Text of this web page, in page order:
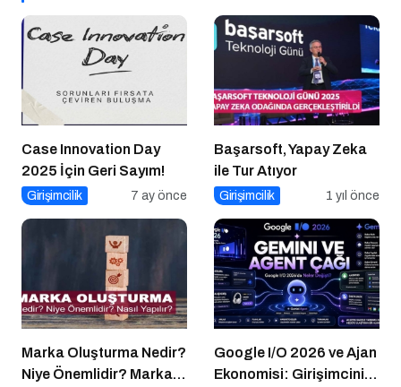
Case Innovation Day
2025 İçin Geri Sayım!
Girişimcilik 7 ay önce
Başarsoft, Yapay Zeka
ile Tur Atıyor
Girişimcilik 1 yıl önce
Marka Oluşturma Nedir?
Niye Önemlidir? Marka
Google I/O 2026 ve Ajan
Ekonomisi: Girişimcinin